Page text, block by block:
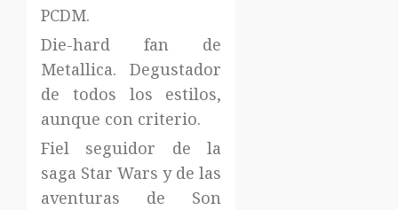
PCDM.
Die-hard fan de
Metallica. Degustador
de todos los estilos,
aunque con criterio.
Fiel seguidor de la
saga Star Wars y de las
aventuras de Son